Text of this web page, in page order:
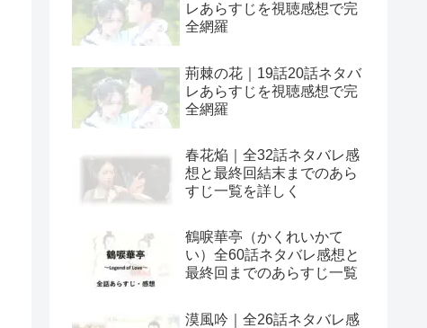
レあらすじを視聴感想で完
全網羅
荊棘の花｜19話20話ネタバ
レあらすじを視聴感想で完
全網羅
春花焔｜全32話ネタバレ感
想と最終回結末までのあら
すじ一覧を詳しく
鶴唳華亭（かくれいかて
い）全60話ネタバレ感想と
最終回までのあらすじ一覧
漠風吟｜全26話ネタバレ感